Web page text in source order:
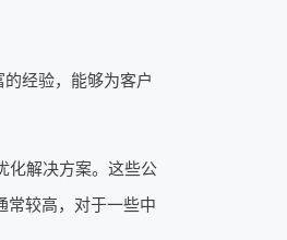
经验，能够为客户
化解决方案。这些公
常较高，对于一些中